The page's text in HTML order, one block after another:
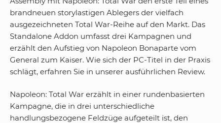
brandneuen storylastigen Ablegers der vielfach
ausgezeichneten Total War-Reihe auf den Markt. Das
Standalone Addon umfasst drei Kampagnen und
erzählt den Aufstieg von Napoleon Bonaparte vom
General zum Kaiser. Wie sich der PC-Titel in der Praxis
schlägt, erfahren Sie in unserer ausführlichen Review.
Napoleon: Total War erzählt in einer rundenbasierten
Kampagne, die in drei unterschiedliche
handlungsbezogene Feldzüge aufgeteilt ist, den